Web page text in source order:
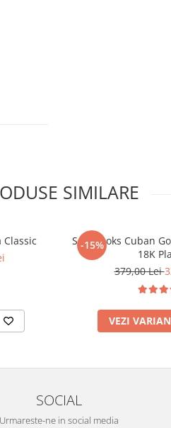
SIMILARE
Classic
-15%
Set Brooks Cuban
18K
379,00 Lei
VEZI
SOCIAL
Urmareste-ne in social media